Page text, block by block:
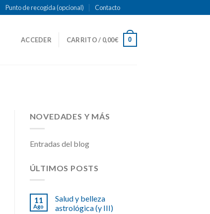
Punto de recogida (opcional) Contacto
ACCEDER CARRITO / 0,00€ 0
NOVEDADES Y MÁS
Entradas del blog
ÚLTIMOS POSTS
11
Ago
Salud y belleza
astrológica (y III)